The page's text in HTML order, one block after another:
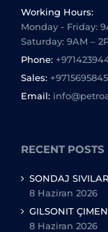
Working Hours:
Monday - Friday:
Saturday: 9AM –
Phone:
Sales:
Email:
RECENT POSTS
SONDAJ
8 Haziran 2026
GILSONIT
8 Haziran 2026